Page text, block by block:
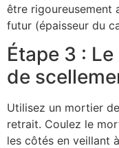
être rigoureusement
futur (épaisseur du
Étape 3 :
de
Utilisez un mortier
retrait. Coulez le
les côtés en veillant